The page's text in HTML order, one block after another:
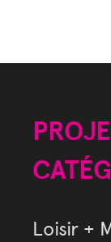
Loisir +